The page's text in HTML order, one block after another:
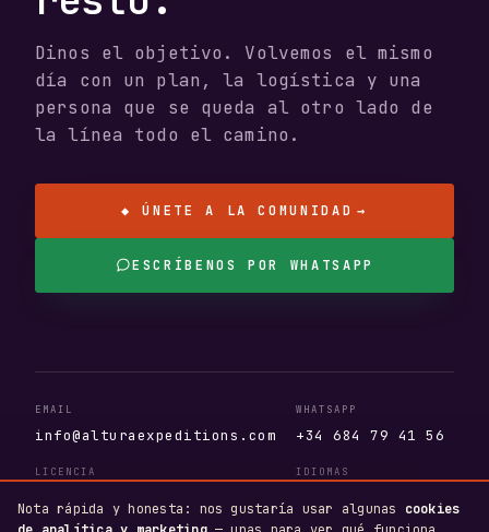
Dinos el objetivo. Volvemos el mismo
día con un plan, la logística y una
persona que se queda al otro lado de
la línea todo el camino.
◆ ÚNETE A LA COMUNIDAD →
ESCRÍBENOS POR WHATSAPP
EMAIL
info@alturaexpeditions.com
WHATSAPP
+34 684 79 41 56
LICENCIA IDIOMAS
Nota rápida y honesta: nos gustaría usar algunas cookies